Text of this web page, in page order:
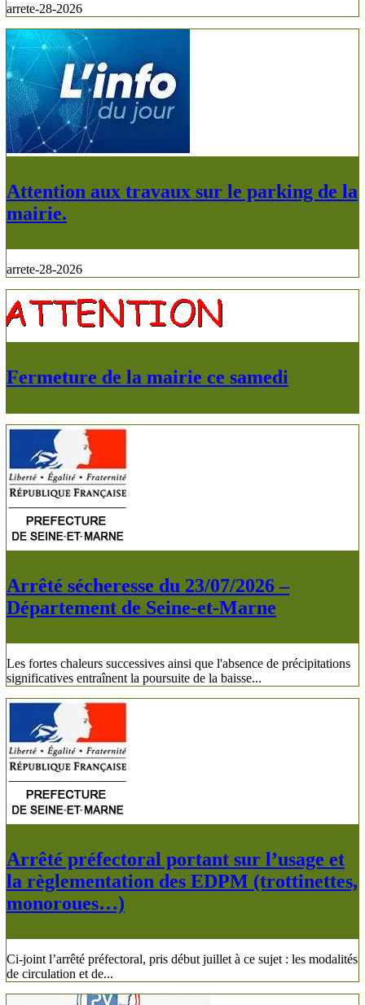
arrete-28-2026
Attention aux travaux sur le parking de la
mairie.
arrete-28-2026
Fermeture de la mairie ce samedi
Arrêté sécheresse du 23/07/2026 –
Département de Seine-et-Marne
Les fortes chaleurs successives ainsi que l'absence de précipitations
significatives entraînent la poursuite de la baisse...
Arrêté préfectoral portant sur l’usage et
la règlementation des EDPM (trottinettes,
monoroues…)
Ci-joint l’arrêté préfectoral, pris début juillet à ce sujet : les modalités
de circulation et de...